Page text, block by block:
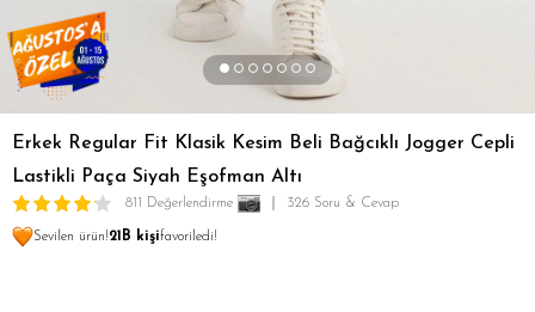
Erkek Regular Fit Klasik Kesim Beli Bağcıklı Jogger Cepli
Lastikli Paça Siyah Eşofman Altı
811 Değerlendirme 326 Soru & Cevap
Sevilen ürün!21B kişifavoriledi!